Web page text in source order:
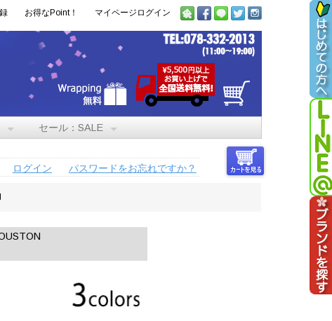
お得なPoint！ マイページログイン
セール：SALE
ログイン パスワードをお忘れですか？